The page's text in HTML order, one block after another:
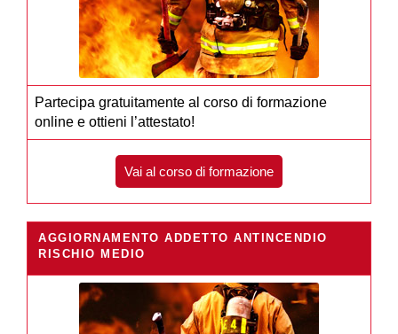
Partecipa gratuitamente al corso di formazione
online e ottieni l’attestato!
Vai al corso di formazione
AGGIORNAMENTO ADDETTO ANTINCENDIO
RISCHIO MEDIO